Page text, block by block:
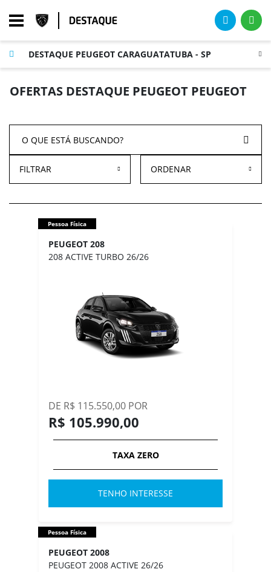
DESTAQUE PEUGEOT CARAGUATATUBA - SP
OFERTAS DESTAQUE PEUGEOT PEUGEOT
FILTRAR ORDENAR
PEUGEOT 208
208 ACTIVE TURBO 26/26
DE R$ 115.550,00 POR
R$ 105.990,00
TAXA ZERO
TENHO INTERESSE
Pessoa Física
PEUGEOT 2008
PEUGEOT 2008 ACTIVE 26/26
Pessoa Física